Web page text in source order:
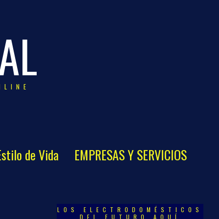
de Vida EMPRESAS Y SERVICIOS
LOS ELECTRODOMÉSTICOS
DEL FUTURO AQUÍ